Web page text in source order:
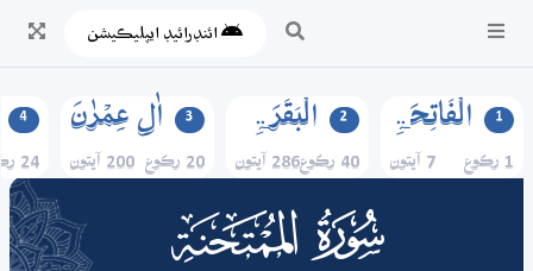
ائنڊرائيڊ ايپليڪيشن
1 الۡفَاتِحَۃِ
1 رڪوع 7 آيتون
2 الۡبَقَرَۃِ
40 رڪوع 286 آيتون
3 اٰلِ عِمۡرٰنَ
20 رڪوع 200 آيتون
4
24 رڪوع
060 surah